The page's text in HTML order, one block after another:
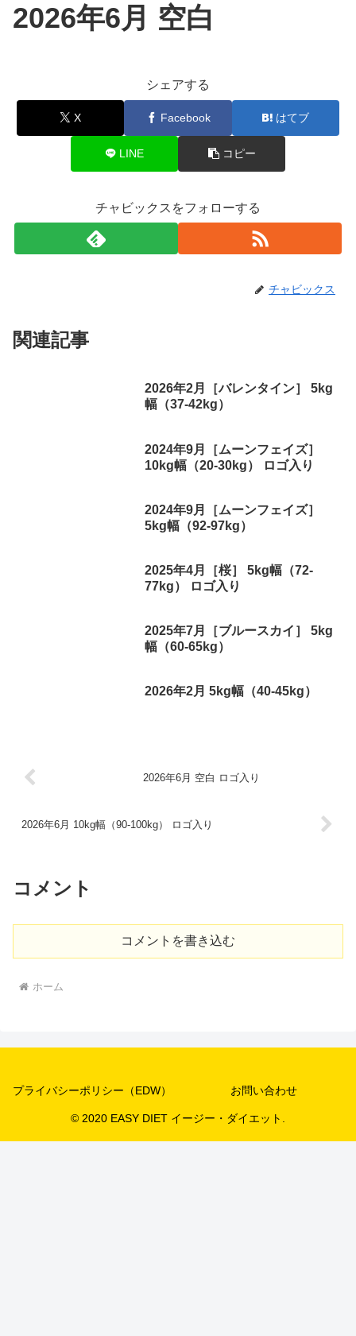
2026年6月 空白
シェアする
X Facebook はてブ
LINE コピー
チャビックスをフォローする
チャビックス
関連記事
2026年2月［バレンタイン］ 5kg
幅（37-42kg）
2024年9月［ムーンフェイズ］
10kg幅（20-30kg） ロゴ入り
2024年9月［ムーンフェイズ］
5kg幅（92-97kg）
2025年4月［桜］ 5kg幅（72-
77kg） ロゴ入り
2025年7月［ブルースカイ］ 5kg
幅（60-65kg）
2026年2月 5kg幅（40-45kg）
2026年6月 空白 ロゴ入り
2026年6月 10kg幅（90-100kg） ロゴ入り
コメント
コメントを書き込む
ホーム
プライバシーポリシー（EDW） お問い合わせ
© 2020 EASY DIET イージー・ダイエット.